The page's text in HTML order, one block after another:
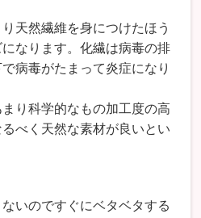
天然繊維を身につけたほう
なります。化繊は病毒の排
病毒がたまって炎症になり
り科学的なもの加工度の高
べく天然な素材が良いとい
いのですぐにベタベタする